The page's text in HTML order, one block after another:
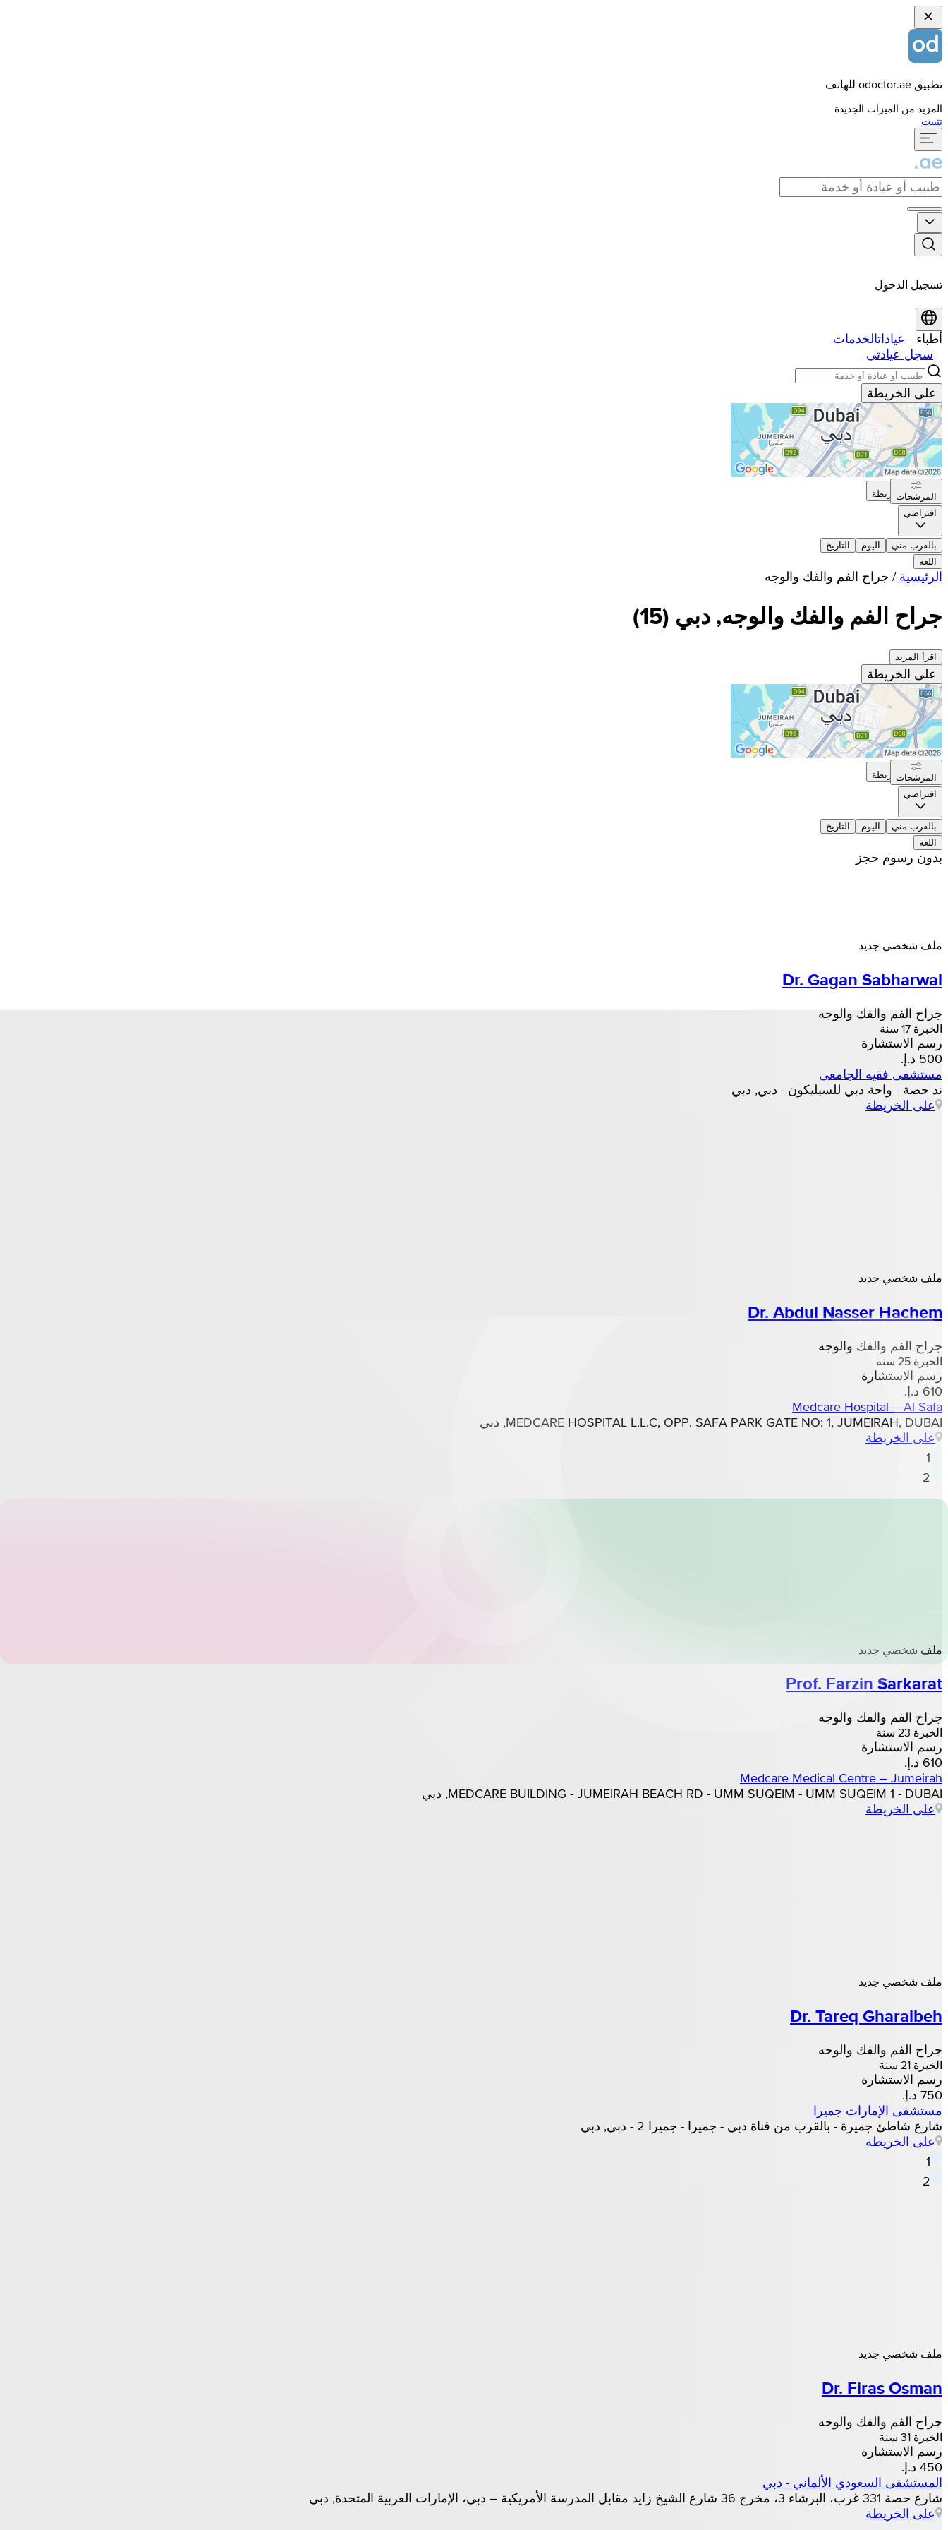
تطبيق odoctor.ae للهاتف
المزيد من الميزات الجديدة
تثبيت
تسجيل الدخول
أطباء عياداتالخدمات
سجل عيادتي
على الخريطة
على الخريطة
المرشحات
افتراضي
بالقرب مني اليوم
التاريخ
اللغة
الرئيسية / جراح الفم والفك والوجه
جراح الفم والفك والوجه, دبي (
15
)
اقرأ المزيد
على الخريطة
على الخريطة
المرشحات
افتراضي
بالقرب مني اليوم
التاريخ
اللغة
بدون رسوم حجز
ملف شخصي جديد
Dr. Gagan Sabharwal
جراح الفم والفك والوجه
الخبرة 17 سنة
رسم الاستشارة
مستشفى فقيه الجامعى
ند حصة - واحة دبي للسيليكون - دبي, دبي
على الخريطة
ملف شخصي جديد
Dr. Abdul Nasser Hachem
جراح الفم والفك والوجه
الخبرة 25 سنة
رسم الاستشارة
Medcare Hospital – Al Safa
MEDCARE HOSPITAL L.L.C, OPP. SAFA PARK GATE NO: 1, JUMEIRAH, DUBAI, دبي
على الخريطة
1
2
ملف شخصي جديد
Prof. Farzin Sarkarat
جراح الفم والفك والوجه
الخبرة 23 سنة
رسم الاستشارة
Medcare Medical Centre – Jumeirah
MEDCARE BUILDING - JUMEIRAH BEACH RD - UMM SUQEIM - UMM SUQEIM 1 - DUBAI, دبي
على الخريطة
ملف شخصي جديد
Dr. Tareq Gharaibeh
جراح الفم والفك والوجه
الخبرة 21 سنة
رسم الاستشارة
مستشفى الإمارات جميرا
شارع شاطئ جميرة - بالقرب من قناة دبي - جميرا - جميرا 2 - دبي, دبي
على الخريطة
1
2
ملف شخصي جديد
Dr. Firas Osman
جراح الفم والفك والوجه
الخبرة 31 سنة
رسم الاستشارة
المستشفى السعودي الألماني - دبي
شارع حصة 331 غرب، البرشاء 3، مخرج 36 شارع الشيخ زايد مقابل المدرسة الأمريكية – دبي، الإمارات العربية المتحدة, دبي
على الخريطة